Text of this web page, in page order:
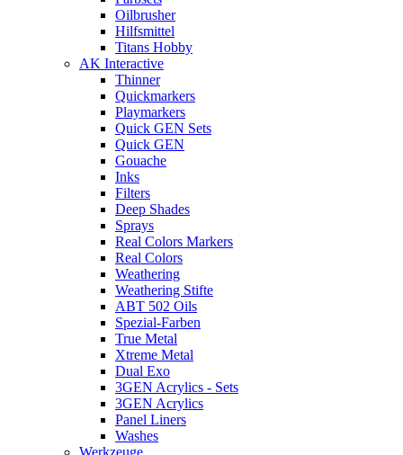
Oilbrusher
Hilfsmittel
Titans Hobby
AK Interactive
Thinner
Quickmarkers
Playmarkers
Quick GEN Sets
Quick GEN
Gouache
Inks
Filters
Deep Shades
Sprays
Real Colors Markers
Real Colors
Weathering
Weathering Stifte
ABT 502 Oils
Spezial-Farben
True Metal
Xtreme Metal
Dual Exo
3GEN Acrylics - Sets
3GEN Acrylics
Panel Liners
Washes
Werkzeuge